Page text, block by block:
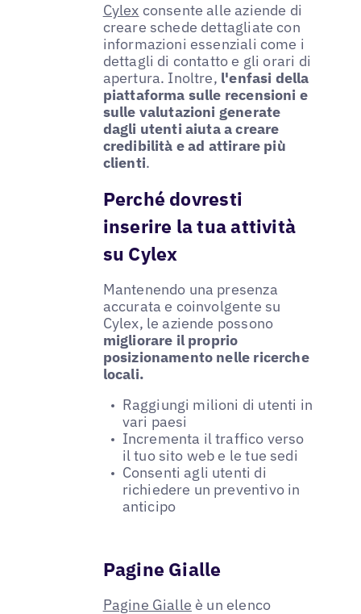
Cylex consente alle aziende di
creare schede dettagliate con
informazioni essenziali come i
dettagli di contatto e gli orari di
apertura. Inoltre, l'enfasi della
piattaforma sulle recensioni e
sulle valutazioni generate
dagli utenti aiuta a creare
credibilità e ad attirare più
clienti.
Perché dovresti
inserire la tua attività
su Cylex
Mantenendo una presenza
accurata e coinvolgente su
Cylex, le aziende possono
migliorare il proprio
posizionamento nelle ricerche
locali.
Raggiungi milioni di utenti in
vari paesi
Incrementa il traffico verso
il tuo sito web e le tue sedi
Consenti agli utenti di
richiedere un preventivo in
anticipo
Pagine Gialle
Pagine Gialle è un elenco